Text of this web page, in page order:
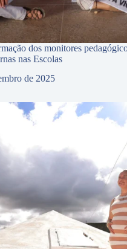
dos monitores
nas Escolas
de 2025